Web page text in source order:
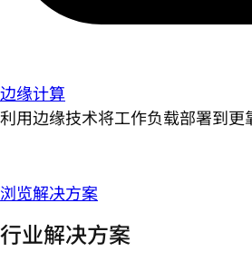
边缘计算
利用边缘技术将工作负载部署到更
浏览解决方案
行业解决方案